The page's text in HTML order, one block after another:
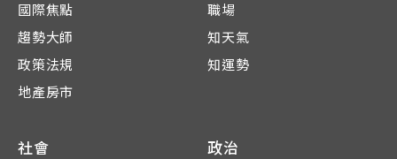
國際焦點
趨勢大師
政策法規
地產房市
職場
知天氣
知運勢
社會 政治